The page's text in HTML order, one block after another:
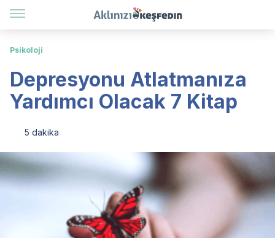
Psikoloji
Depresyonu Atlatmanıza
Yardımcı Olacak 7 Kitap
5 dakika